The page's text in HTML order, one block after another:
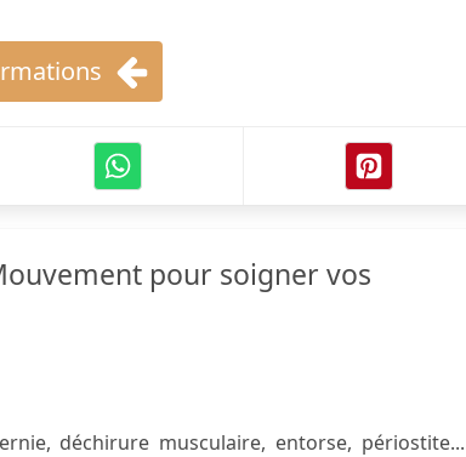
pour soigner vos
déchirure musculaire, entorse, périostite...